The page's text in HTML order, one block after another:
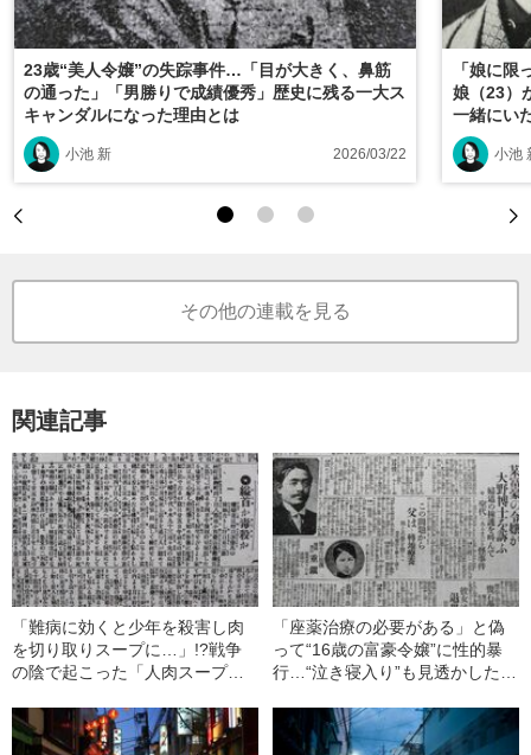
23歳“美人令嬢”の失踪事件…「目が大きく、鼻筋
の通った」「男勝りで成績優秀」歴史に残る一大ス
キャンダルになった理由とは
小池 新 2026/03/22
「娘に
娘（23）
一緒にい
ト」「妻
小池
その他の連載を見る
関連記事
「難病に効くと少年を殺害し肉
を切り取りスープに…」!?戦争
の陰で起こった「人肉スープ事
「座薬治療の必要がある」と偽
って“16歳の富豪令嬢”に性的暴
行…“泣き寝入り”も見透かしたエ
作”――大正事件史